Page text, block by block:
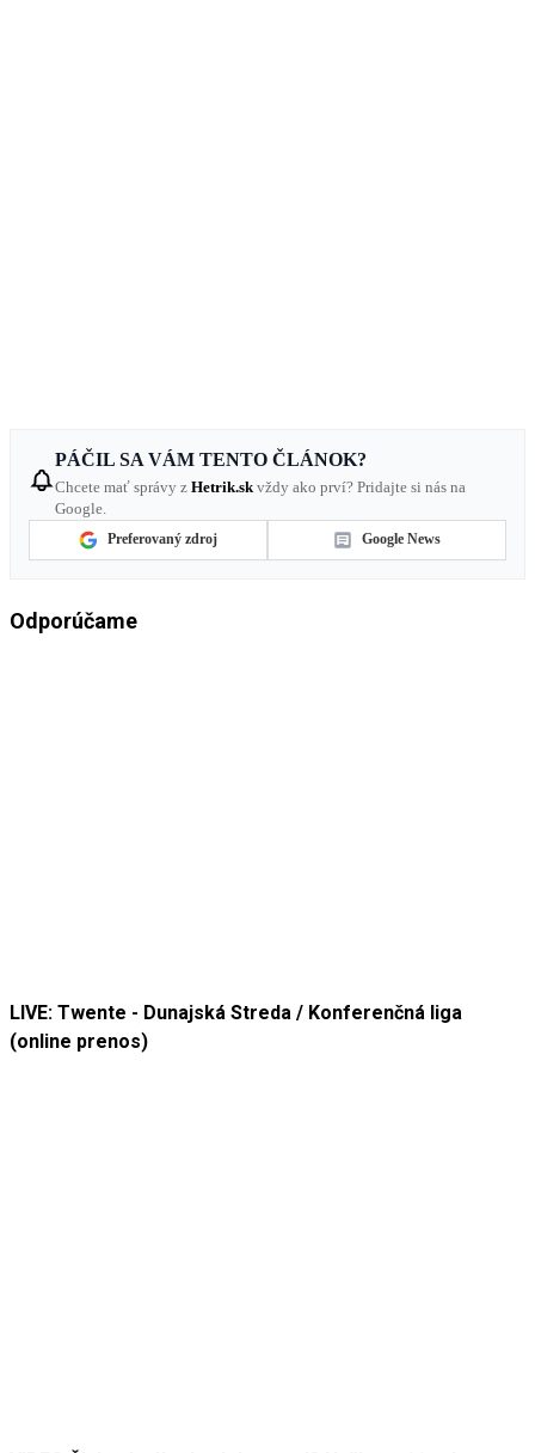
PÁČIL SA VÁM TENTO ČLÁNOK?
Chcete mať správy z Hetrik.sk vždy ako prví? Pridajte si nás na
Google.
Preferovaný zdroj Google News
Odporúčame
LIVE: Twente - Dunajská Streda / Konferenčná liga
(online prenos)